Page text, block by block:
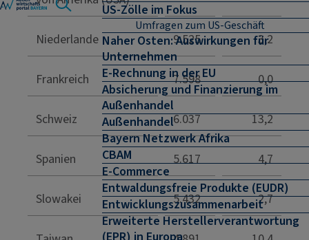
US-Zölle im Fokus
Umfragen zum US-Geschäft
Naher Osten: Auswirkungen für
Unternehmen
E-Rechnung in der EU
Absicherung und Finanzierung im
Außenhandel
Außenhandel
Bayern Netzwerk Afrika
CBAM
E-Commerce
Entwaldungsfreie Produkte (EUDR)
Entwicklungszusammenarbeit
Erweiterte Herstellerverantwortung
(EPR) in Europa
Niederlande 9.525 3,2
Frankreich 7.598 0,0
Schweiz 6.037 13,2
Spanien 5.617 4,7
Slowakei 5.432 2,7